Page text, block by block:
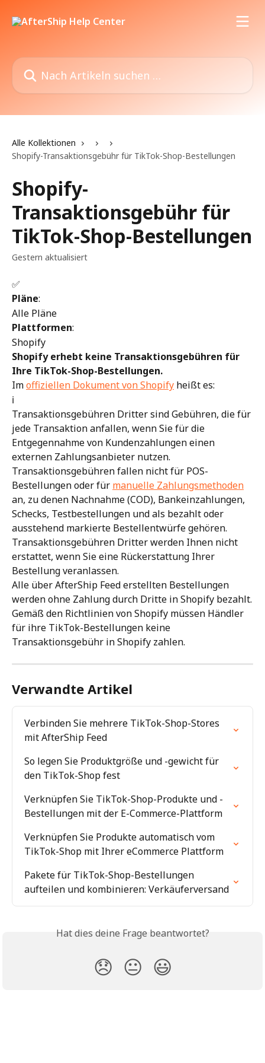
Nach Artikeln suchen …
Alle Kollektionen
Shopify-Transaktionsgebühr für TikTok-Shop-Bestellungen
Shopify-
Transaktionsgebühr für
TikTok-Shop-Bestellungen
Gestern aktualisiert
✅
Pläne:
Alle Pläne
Plattformen:
Shopify
Shopify erhebt keine Transaktionsgebühren für
Ihre TikTok-Shop-Bestellungen.
Im offiziellen Dokument von Shopify heißt es:
ℹ️
Transaktionsgebühren Dritter sind Gebühren, die für
jede Transaktion anfallen, wenn Sie für die
Entgegennahme von Kundenzahlungen einen
externen Zahlungsanbieter nutzen.
Transaktionsgebühren fallen nicht für POS-
Bestellungen oder für manuelle Zahlungsmethoden
an, zu denen Nachnahme (COD), Bankeinzahlungen,
Schecks, Testbestellungen und als bezahlt oder
ausstehend markierte Bestellentwürfe gehören.
Transaktionsgebühren Dritter werden Ihnen nicht
erstattet, wenn Sie eine Rückerstattung Ihrer
Bestellung veranlassen.
Alle über AfterShip Feed erstellten Bestellungen
werden ohne Zahlung durch Dritte in Shopify bezahlt.
Gemäß den Richtlinien von Shopify müssen Händler
für ihre TikTok-Bestellungen keine
Transaktionsgebühr in Shopify zahlen.
Verwandte Artikel
Verbinden Sie mehrere TikTok-Shop-Stores
mit AfterShip Feed
So legen Sie Produktgröße und -gewicht für
den TikTok-Shop fest
Verknüpfen Sie TikTok-Shop-Produkte und -
Bestellungen mit der E-Commerce-Plattform
Verknüpfen Sie Produkte automatisch vom
TikTok-Shop mit Ihrer eCommerce Plattform
Pakete für TikTok-Shop-Bestellungen
aufteilen und kombinieren: Verkäuferversand
Hat dies deine Frage beantwortet?
😞 😐 😃